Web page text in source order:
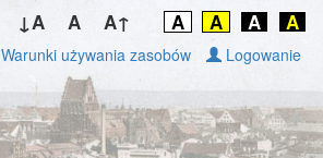
↓A A A↑ A A A A
Warunki używania zasobów Logowanie